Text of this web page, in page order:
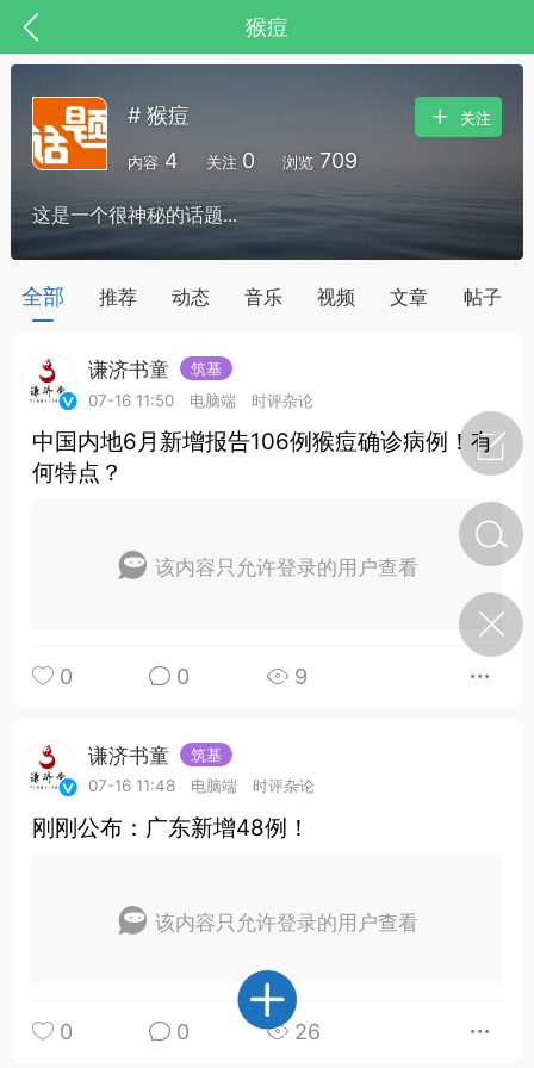
猴痘
节气气象
小海（HAi）
谷气行、营卫通：内经视角
下的脾胃调养要义
# 猴痘
内容 4 关注 0 浏览 709
关注
这是一个很神秘的话题...
全部 推荐 动态 音乐 视频 文章 帖子
谦济书童
筑基
07-16 11:50
电脑端 时评杂论
中国内地6月新增报告106例猴痘确诊病例！有
何特点？
该内容只允许登录的用户查看
0 0 9
谦济书童
筑基
07-16 11:48
电脑端 时评杂论
刚刚公布：广东新增48例！
该内容只允许登录的用户查看
0 0 26